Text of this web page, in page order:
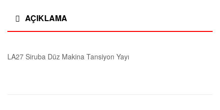
a
r
ı
AÇIKLAMA
LA27 Siruba Düz Makina Tansiyon Yayı